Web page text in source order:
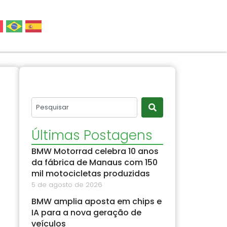
Últimas Postagens
BMW Motorrad celebra 10 anos
da fábrica de Manaus com 150
mil motocicletas produzidas
5 de agosto de 2026
BMW amplia aposta em chips e
IA para a nova geração de
veículos